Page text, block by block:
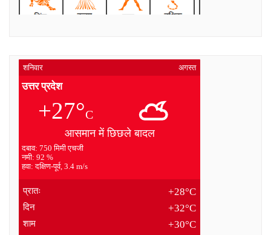
शनिवार अगस्त
उत्तर प्रदेश
+27°C
आसमान में छिछले बादल
दबाव: 750 मिमी एचजी
नमी: 92 %
हवा: दक्षिण-पूर्व, 3.4 m/s
प्रातः +28°C
दिन +32°C
शाम +30°C